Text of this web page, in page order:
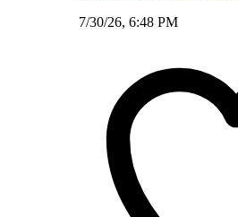
7/30/26, 6:48 PM